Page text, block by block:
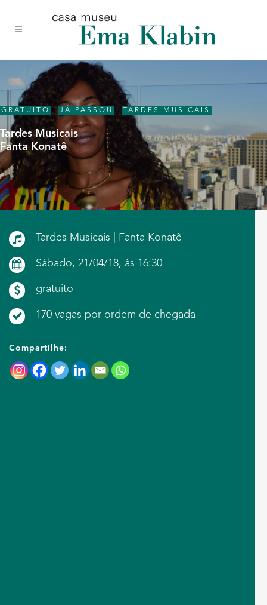
conteúdo
navegação
site
GRATUITO JÁ PASSOU TARDES MUSICAIS
Tardes Musicais
Fanta Konatê
Tardes Musicais | Fanta Konatê
Sábado, 21/04/18, às 16:30
gratuito
170 vagas por ordem de chegada
Compartilhe: